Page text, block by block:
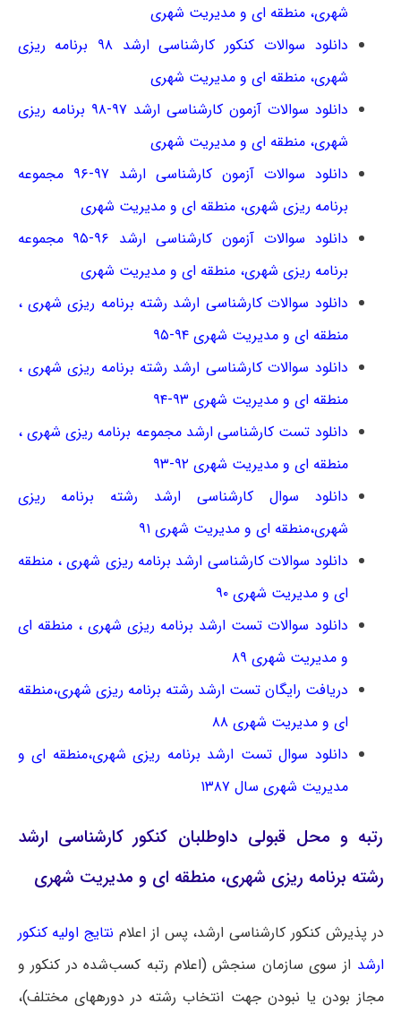
شهری، منطقه ای و مدیریت شهری
دانلود سوالات کنکور کارشناسی ارشد ۹۸ برنامه ریزی
شهری، منطقه ای و مدیریت شهری
دانلود
سوالات آزمون کارشناسی ارشد ۹۷-۹۸ ﺑﺮﻧﺎﻣﻪ رﻳﺰی
ﺷﻬﺮی، ﻣﻨﻄﻘﻪ ای و ﻣﺪﻳﺮﻳﺖ ﺷﻬﺮی
دانلود سوالات آزمون کارشناسی ارشد ۹۷-۹۶ مجموعه
برنامه ریزی شهری، منطقه ای و مدیریت شهری
دانلود سوالات آزمون کارشناسی ارشد ۹۶-۹۵ مجموعه
برنامه ریزی شهری، منطقه ای و مدیریت شهری
دانلود سوالات کارشناسی ارشد رشته برنامه ریزی شهری ،
منطقه ای و مدیریت شهری ۹۴-۹۵
دانلود سوالات کارشناسی ارشد رشته برنامه ریزی شهری ،
منطقه ای و مدیریت شهری ۹۳-۹۴
دانلود تست کارشناسی ارشد مجموعه برنامه ریزی شهری ،
منطقه ای و مدیریت شهری ۹۲-۹۳
دانلود سوال کارشناسی ارشد رشته برنامه ریزی
شهری،منطقه ای و مدیریت شهری ۹۱
دانلود سوالات کارشناسی ارشد برنامه ریزی شهری ، منطقه
ای و مدیریت شهری ۹۰
دانلود سوالات تست ارشد برنامه ریزی شهری ، منطقه ای
و مدیریت شهری ۸۹
دریافت رایگان تست ارشد رشته برنامه ریزی شهری،منطقه
ای و مدیریت شهری ۸۸
دانلود سوال تست ارشد برنامه ریزی شهری،منطقه ای و
مدیریت شهری سال ۱۳۸۷
رتبه و محل قبولی داوطلبان کنکور کارشناسی ارشد
رشته برنامه ریزی شهری، منطقه ای و مدیریت شهری
در پذیرش کنکور کارشناسی ارشد، پس از اعلام نتایج اولیه کنکور
ارشد از سوی سازمان سنجش (اعلام رتبه کسب‌شده در کنکور و
مجاز بودن یا نبودن جهت انتخاب رشته در دوره‎های مختلف)،